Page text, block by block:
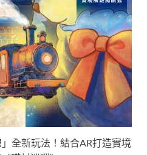
全新玩法！結合AR打造實境